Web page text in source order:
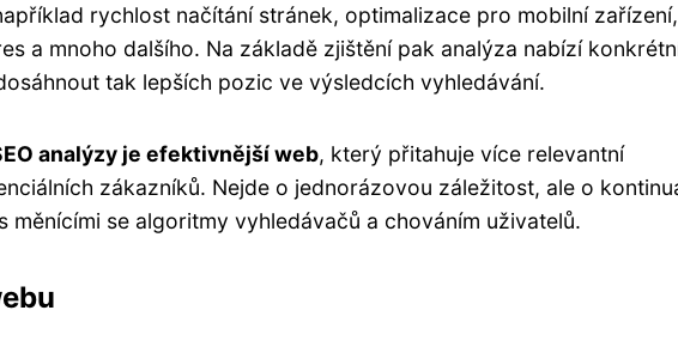
rychlost načítání stránek, optimalizace pro mobilní zařízení,
a mnoho dalšího. Na základě zjištění pak analýza nabízí
tak lepších pozic ve výsledcích vyhledávání.
analýzy je efektivnější web, který přitahuje více relevantní
zákazníků. Nejde o jednorázovou záležitost, ale o
měnícími se algoritmy vyhledávačů a chováním uživatelů.